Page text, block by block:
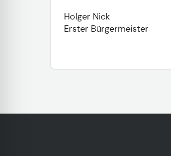
Holger Nick
Erster Bürgermeister